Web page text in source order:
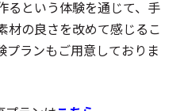
るという体験を通じて、手
材の良さを改めて感じるこ
プランもご用意しておりま